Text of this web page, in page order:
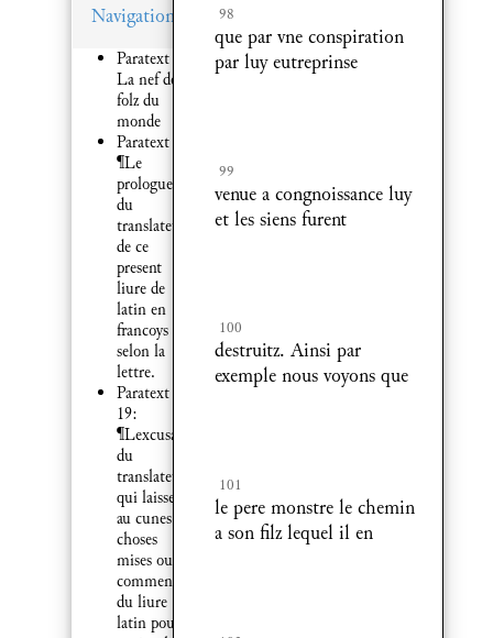
Navigation
Paratext 1:
La nef des
folz du
monde
Paratext 9:
¶Le
prologue
du
translateur
de ce
present
liure de
latin en
francoys
selon la
lettre.
Paratext
19:
¶Lexcusation
du
translateur
qui laisse
au cunes
choses
mises ou
commencement
du liure
latin pour
98
que par vne conspiration
par luy eutreprinse
99
venue a congnoissance luy
et les siens furent
100
destruitz. Ainsi par
exemple nous voyons que
101
le pere monstre le chemin
a son filz lequel il en